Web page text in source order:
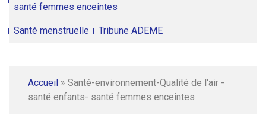
santé femmes enceintes
Santé menstruelle Tribune ADEME
Accueil » Santé-environnement-Qualité de l'air -
santé enfants- santé femmes enceintes